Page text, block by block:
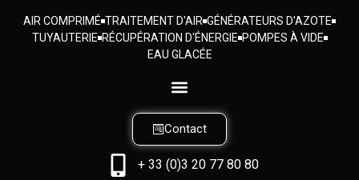
AIR COMPRIMÉ TRAITEMENT D'AIR GÉNÉRATEURS D'AZOTE
TUYAUTERIE RÉCUPÉRATION D'ÉNERGIE POMPES À VIDE
EAU GLACÉE
Contact
+ 33 (0)3 20 77 80 80